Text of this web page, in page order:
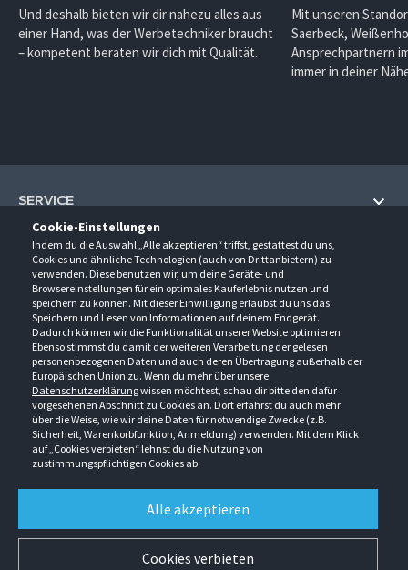
Cookie-Einstellungen
Indem du die Auswahl „Alle akzeptieren“ triffst, gestattest du uns,
Cookies und ähnliche Technologien (auch von Drittanbietern) zu
verwenden. Diese benutzen wir, um deine Geräte- und
Browsereinstellungen für ein optimales Kauferlebnis nutzen und
speichern zu können. Mit dieser Einwilligung erlaubst du uns das
Speichern und Lesen von Informationen auf deinem Endgerät.
Dadurch können wir die Funktionalität unserer Website optimieren.
Ebenso stimmst du damit der weiteren Verarbeitung der gelesen
personenbezogenen Daten und auch deren Übertragung außerhalb der
Europäischen Union zu. Wenn du mehr über unsere
Datenschutzerklärungwissen möchtest, schau dir bitte den dafür
vorgesehenen Abschnitt zu Cookies an. Dort erfährst du auch mehr
über die Weise, wie wir deine Daten für notwendige Zwecke (z.B.
Sicherheit, Warenkorbfunktion, Anmeldung) verwenden. Mit dem Klick
auf „Cookies verbieten“ lehnst du die Nutzung von
zustimmungspflichtigen Cookies ab.
Alle akzeptieren
Cookies verbieten
Und deshalb bieten wir dir nahezu alles aus
einer Hand, was der Werbetechniker braucht
– kompetent beraten wir dich mit Qualität.
Mit unseren
Saerbeck,
Ansprechpartnern
immer in deiner
SERVICE
Hilfe und Information
Fragen und Antworten (FAQ)
Kontakt
Newsletter
Events
Downloads
Kataloge
UNTERNEHMEN
Über uns
Anfahrt
Ansprechpartner
Außendienstbesuch
Jobs & Ausbildung
Retouren/Reklamationen
KONTAKT
Gröner-Schulze GmbH
Sarirstraße 5
12529 Schönefeld
Berlin-Schönefeld: +49 30 68 29 54-0
Saerbeck: +49 2574 88750-0
Weißenhorn: +49 731 3982-0
info@groener-schulze.com
ÖFFNUNGSZEITEN
Montag - Donnerstag
9:00 - 17:00
Freitag
9:00 - 15:00
FOLGE UNS
AGB Datenschutzbestimmungen Impressum
Alle Rechte vorbehalten. © Gröner-Schulze GmbH 2026 Verkauf nur an Unternehmer,